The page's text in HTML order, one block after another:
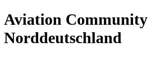
Aviation Community
Norddeutschland